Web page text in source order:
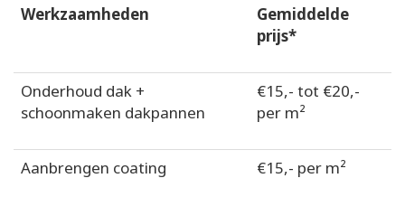
Werkzaamheden
Gemiddelde
prijs*
Onderhoud dak +
schoonmaken dakpannen
€15,- tot €20,-
per m²
Aanbrengen coating €15,- per m²